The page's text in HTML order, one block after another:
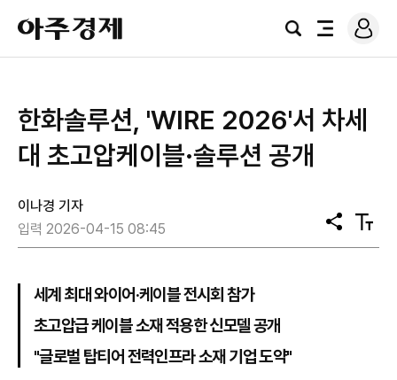
아
주
경
검
전
로
그
한화솔루션, 'WIRE 2026'서 차세
대 초고압케이블·솔루션 공개
이나경 기자
입력 2026-04-15 08:45
공
유
텍
스
세계 최대 와이어·케이블 전시회 참가
초고압급 케이블 소재 적용한 신모델 공개
"글로벌 탑티어 전력인프라 소재 기업 도약"